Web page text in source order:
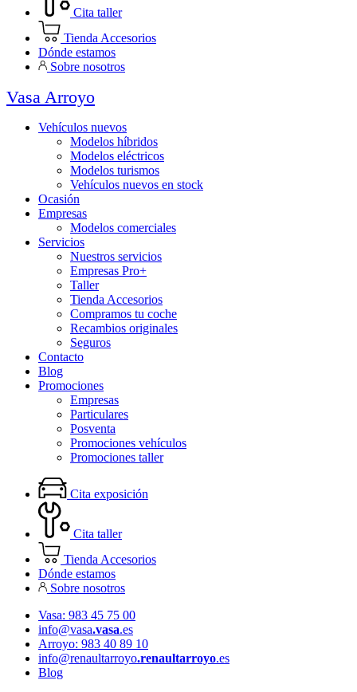
Cita taller
Tienda Accesorios
Dónde estamos
Sobre nosotros
Vasa Arroyo
Vehículos nuevos
Modelos híbridos
Modelos eléctricos
Modelos turismos
Vehículos nuevos en stock
Ocasión
Empresas
Modelos comerciales
Servicios
Nuestros servicios
Empresas Pro+
Taller
Tienda Accesorios
Compramos tu coche
Recambios originales
Seguros
Contacto
Blog
Promociones
Empresas
Particulares
Posventa
Promociones vehículos
Promociones taller
Cita exposición
Cita taller
Tienda Accesorios
Dónde estamos
Sobre nosotros
Vasa: 983 45 75 00
info@vasa.vasa.es
Arroyo: 983 40 89 10
info@renaultarroyo.renaultarroyo.es
Blog